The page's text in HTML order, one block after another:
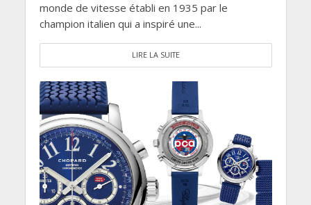
monde de vitesse établi en 1935 par le
champion italien qui a inspiré une...
LIRE LA SUITE